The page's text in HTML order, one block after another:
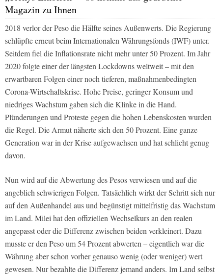
Magazin zu Ihnen
2018 verlor der Peso die Hälfte seines Außenwerts. Die Regierung
schlüpfte erneut beim Internationalen Währungsfonds (IWF) unter.
Seitdem fiel die Inflationsrate nicht mehr unter 50 Prozent. Im Jahr
2020 folgte einer der längsten Lockdowns weltweit – mit den
erwartbaren Folgen einer noch tieferen, maßnahmenbedingten
Corona-Wirtschaftskrise. Hohe Preise, geringer Konsum und
niedriges Wachstum gaben sich die Klinke in die Hand.
Plünderungen und Proteste gegen die hohen Lebenskosten wurden
die Regel. Die Armut näherte sich den 50 Prozent. Eine ganze
Generation war in der Krise aufgewachsen und hat schlicht genug
davon.
Nun wird auf die Abwertung des Pesos verwiesen und auf die
angeblich schwierigen Folgen. Tatsächlich wirkt der Schritt sich nur
auf den Außenhandel aus und begünstigt mittelfristig das Wachstum
im Land. Milei hat den offiziellen Wechselkurs an den realen
angepasst oder die Differenz zwischen beiden verkleinert. Dazu
musste er den Peso um 54 Prozent abwerten – eigentlich war die
Währung aber schon vorher genauso wenig (oder weniger) wert
gewesen. Nur bezahlte die Differenz jemand anders. Im Land selbst